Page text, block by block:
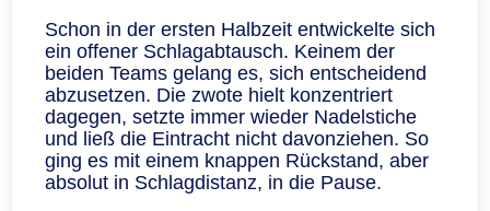
Schon in der ersten Halbzeit entwickelte sich
ein offener Schlagabtausch. Keinem der
beiden Teams gelang es, sich entscheidend
abzusetzen. Die zwote hielt konzentriert
dagegen, setzte immer wieder Nadelstiche
und ließ die Eintracht nicht davonziehen. So
ging es mit einem knappen Rückstand, aber
absolut in Schlagdistanz, in die Pause.